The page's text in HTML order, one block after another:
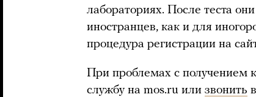
лабораториях. После теста
иностранцев, как и для
процедура регистрации на
При проблемах с получением
службу на mos.ru или звонить в